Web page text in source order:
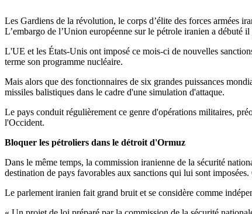
Les Gardiens de la révolution, le corps d’élite des forces armées
L’embargo de l’Union européenne sur le pétrole iranien a débuté
L'UE et les États-Unis ont imposé ce mois-ci de nouvelles
terme son programme nucléaire.
Mais alors que des fonctionnaires de six grandes puissances
missiles balistiques dans le cadre d'une simulation d'attaque.
Le pays conduit régulièrement ce genre d'opérations militaires,
l'Occident.
Bloquer les pétroliers dans le détroit d'Ormuz
Dans le même temps, la commission iranienne de la sécurité
destination de pays favorables aux sanctions qui lui sont
Le parlement iranien fait grand bruit et se considère comme